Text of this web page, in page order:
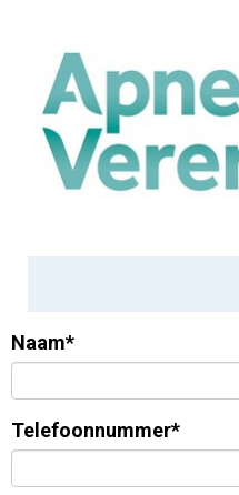
Naam*
Telefoonnummer*